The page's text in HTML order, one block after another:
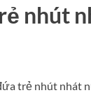
nhút
trẻ nhút nhát